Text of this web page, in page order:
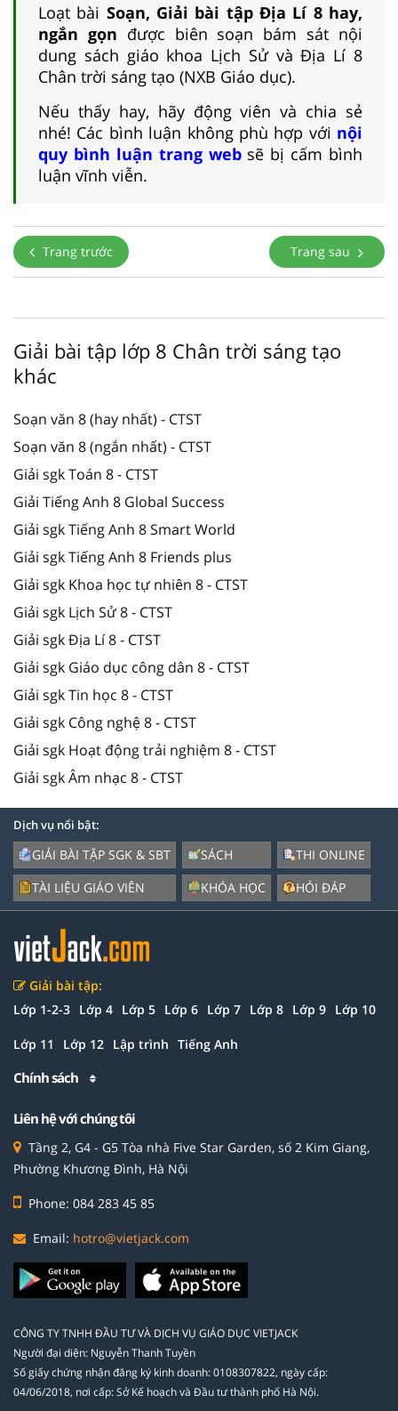
Loạt bài Soạn, Giải bài tập Địa Lí 8 hay,
ngắn gọn được biên soạn bám sát nội
dung sách giáo khoa Lịch Sử và Địa Lí 8
Chân trời sáng tạo (NXB Giáo dục).
Nếu thấy hay, hãy động viên và chia sẻ
nhé! Các bình luận không phù hợp với nội
quy bình luận trang websẽ bị cấm bình
luận vĩnh viễn.
Trang trước Trang sau
Giải bài tập lớp 8 Chân trời sáng tạo
khác
Soạn văn 8 (hay nhất) - CTST
Soạn văn 8 (ngắn nhất) - CTST
Giải sgk Toán 8 - CTST
Giải Tiếng Anh 8 Global Success
Giải sgk Tiếng Anh 8 Smart World
Giải sgk Tiếng Anh 8 Friends plus
Giải sgk Khoa học tự nhiên 8 - CTST
Giải sgk Lịch Sử 8 - CTST
Giải sgk Địa Lí 8 - CTST
Giải sgk Giáo dục công dân 8 - CTST
Giải sgk Tin học 8 - CTST
Giải sgk Công nghệ 8 - CTST
Giải sgk Hoạt động trải nghiệm 8 - CTST
Giải sgk Âm nhạc 8 - CTST
Dịch vụ nổi bật:
GIẢI BÀI TẬP SGK & SBT
TÀI LIỆU GIÁO VIÊN
SÁCH
KHÓA HỌC
THI ONLINE
HỎI ĐÁP
Giải bài tập:
Lớp 1-2-3 Lớp 4 Lớp 5 Lớp 6 Lớp 7 Lớp 8 Lớp 9 Lớp 10
Lớp 11 Lớp 12 Lập trình Tiếng Anh
Chính sách
Liên hệ với chúng tôi
Tầng 2, G4 - G5 Tòa nhà Five Star Garden, số 2 Kim Giang,
Phường Khương Đình, Hà Nội
Phone: 084 283 45 85
Email: hotro@vietjack.com
CÔNG TY TNHH ĐẦU TƯ VÀ DỊCH VỤ GIÁO DỤC VIETJACK
Người đại diện: Nguyễn Thanh Tuyền
Số giấy chứng nhận đăng ký kinh doanh: 0108307822, ngày cấp:
04/06/2018, nơi cấp: Sở Kế hoạch và Đầu tư thành phố Hà Nội.